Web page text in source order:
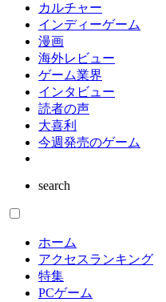
カルチャー
インディーゲーム
漫画
海外レビュー
ゲーム業界
インタビュー
読者の声
大喜利
今週発売のゲーム
search
ホーム
アクセスランキング
特集
PCゲーム